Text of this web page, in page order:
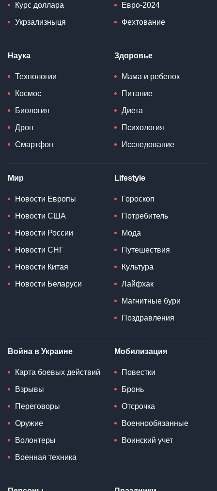
Курс доллара
Укрзализныця
Евро-2024
Фехтование
Наука
Технологии
Космос
Биология
Дрон
Смартфон
Здоровье
Мама и ребенок
Питание
Диета
Психология
Исследование
Мир
Новости Европы
Новости США
Новости России
Новости СНГ
Новости Китая
Новости Беларуси
Lifestyle
Гороскоп
Потребитель
Мода
Путешествия
Культура
Лайфхак
Магнитные бури
Поздравления
Война в Украине
Карта боевых действий
Взрывы
Переговоры
Оружие
Волонтеры
Военная техника
Мобилизация
Повестки
Бронь
Отсрочка
Военнообязанные
Воинский учет